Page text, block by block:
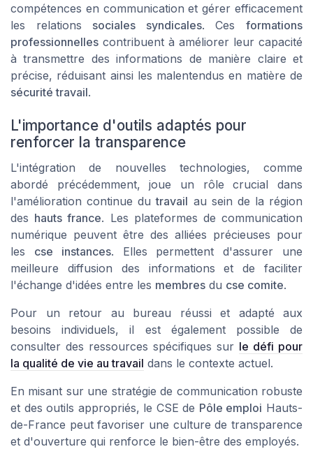
compétences en communication et gérer efficacement
les relations sociales syndicales. Cesformations
professionnelles contribuent à améliorer leur capacité
à transmettre des informations de manière claire et
précise, réduisant ainsi les malentendus en matière de
sécurité travail.
L'importance d'outils adaptés pour
renforcer la transparence
L'intégration de nouvelles technologies, comme
abordé précédemment, joue un rôle crucial dans
l'amélioration continue dutravail au sein de la région
des hauts france. Les plateformes de communication
numérique peuvent être des alliées précieuses pour
les cse instances. Elles permettent d'assurer une
meilleure diffusion des informations et de faciliter
l'échange d'idées entre les membres du cse comite.
Pour un retour au bureau réussi et adapté aux
besoins individuels, il est également possible de
consulter des ressources spécifiques sur le défi pour
la qualité de vie au travail dans le contexte actuel.
En misant sur une stratégie de communication robuste
et des outils appropriés, le CSE de Pôle emploi Hauts-
de-France peut favoriser une culture de transparence
et d'ouverture qui renforce le bien-être des employés.